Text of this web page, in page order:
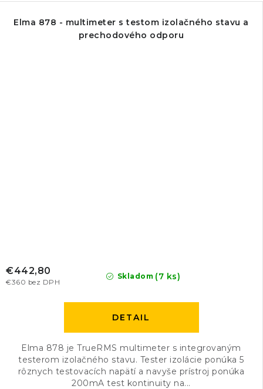
Elma 878 - multimeter s testom izolačného stavu a
prechodového odporu
Skladom (7 ks)
€360 bez DPH
€442,80
DETAIL
Elma 878 je TrueRMS multimeter s integrovaným
testerom izolačného stavu. Tester izolácie ponúka 5
rôznych testovacích napätí a navyše prístroj ponúka
200mA test kontinuity na...